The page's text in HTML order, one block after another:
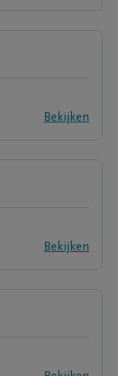
Bekijken
Bekijken